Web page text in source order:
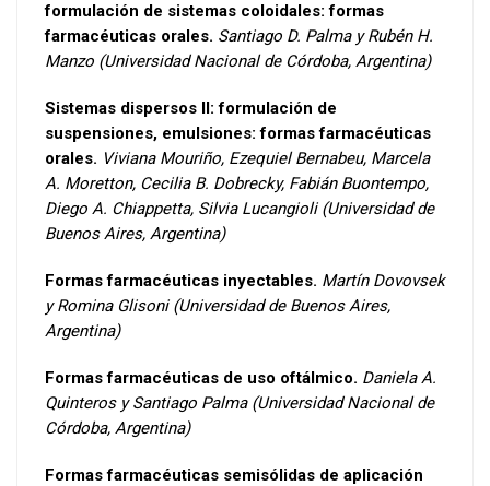
formulación de sistemas coloidales: formas
farmacéuticas orales. Santiago D. Palma y Rubén H.
Manzo (Universidad Nacional de Córdoba, Argentina)
Sistemas dispersos II: formulación de
suspensiones, emulsiones: formas farmacéuticas
orales. Viviana Mouriño, Ezequiel Bernabeu, Marcela
A. Moretton, Cecilia B. Dobrecky, Fabián Buontempo,
Diego A. Chiappetta, Silvia Lucangioli (Universidad de
Buenos Aires, Argentina)
Formas farmacéuticas inyectables. Martín Dovovsek
y Romina Glisoni (Universidad de Buenos Aires,
Argentina)
Formas farmacéuticas de uso oftálmico. Daniela A.
Quinteros y Santiago Palma (Universidad Nacional de
Córdoba, Argentina)
Formas farmacéuticas semisólidas de aplicación